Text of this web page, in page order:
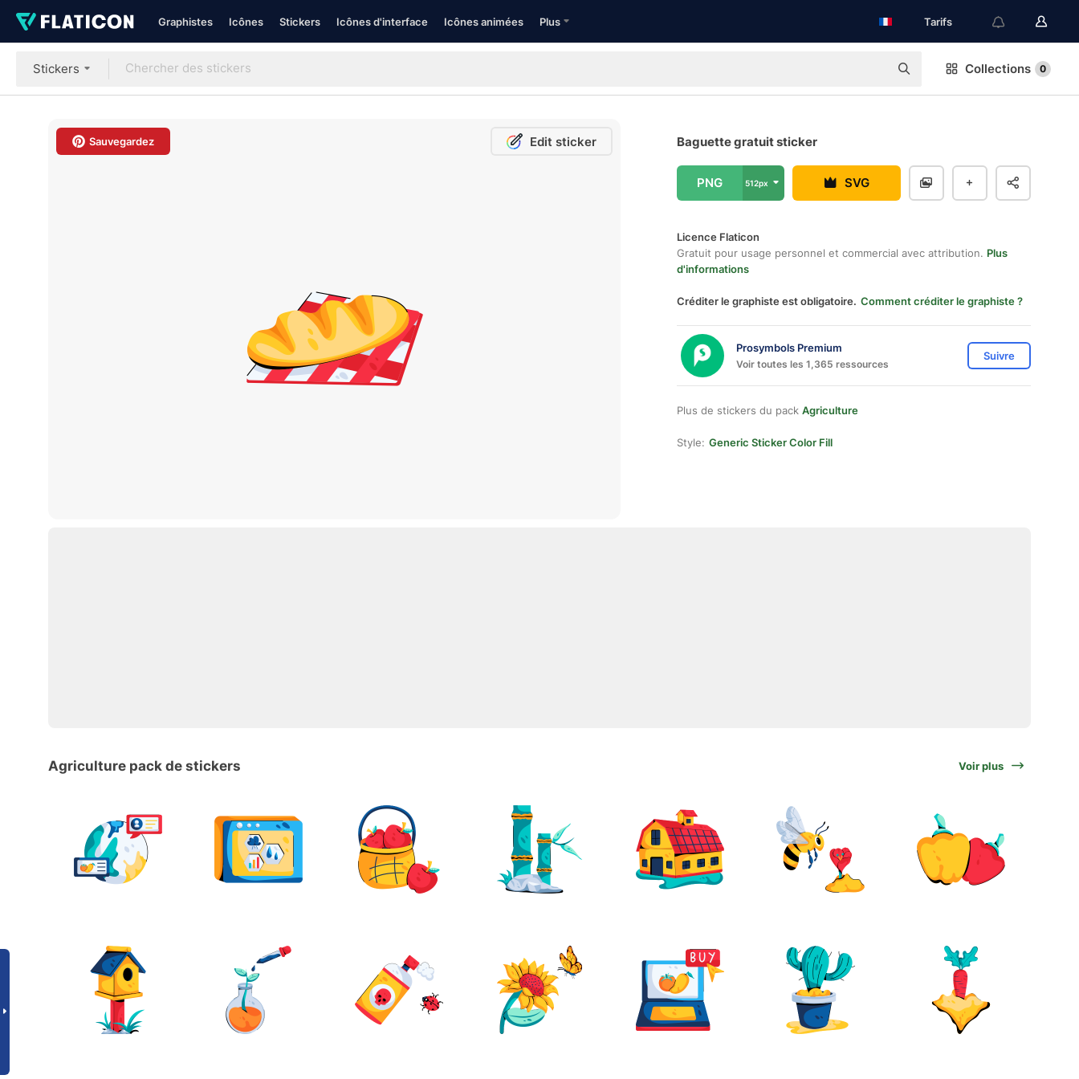
Graphistes Icônes Stickers Icônes d'interface Icônes animées Plus Tarifs
Stickers Collections 0
Sauvegardez Edit sticker Baguette gratuit sticker
PNG 512px SVG
Licence Flaticon
Gratuit pour usage personnel et commercial avec attribution. Plus
d'informations
Créditer le graphiste est obligatoire. Comment créditer le graphiste ?
Prosymbols Premium
Voir toutes les 1,365 ressources
Suivre
Plus de stickers du pack Agriculture
Style: Generic Sticker Color Fill
Agriculture pack de stickers Voir plus